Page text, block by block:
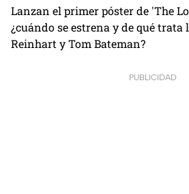
Lanzan el primer póster de 'The
¿cuándo se estrena y de qué trata
Reinhart y Tom Bateman?
PUBLICIDAD